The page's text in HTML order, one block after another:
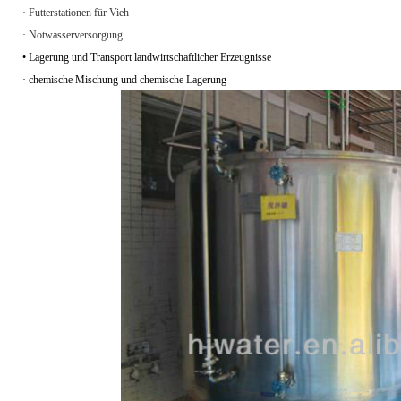
· Futterstationen für Vieh
· Notwasserversorgung
• Lagerung und Transport landwirtschaftlicher Erzeugnisse
· chemische Mischung und chemische Lagerung